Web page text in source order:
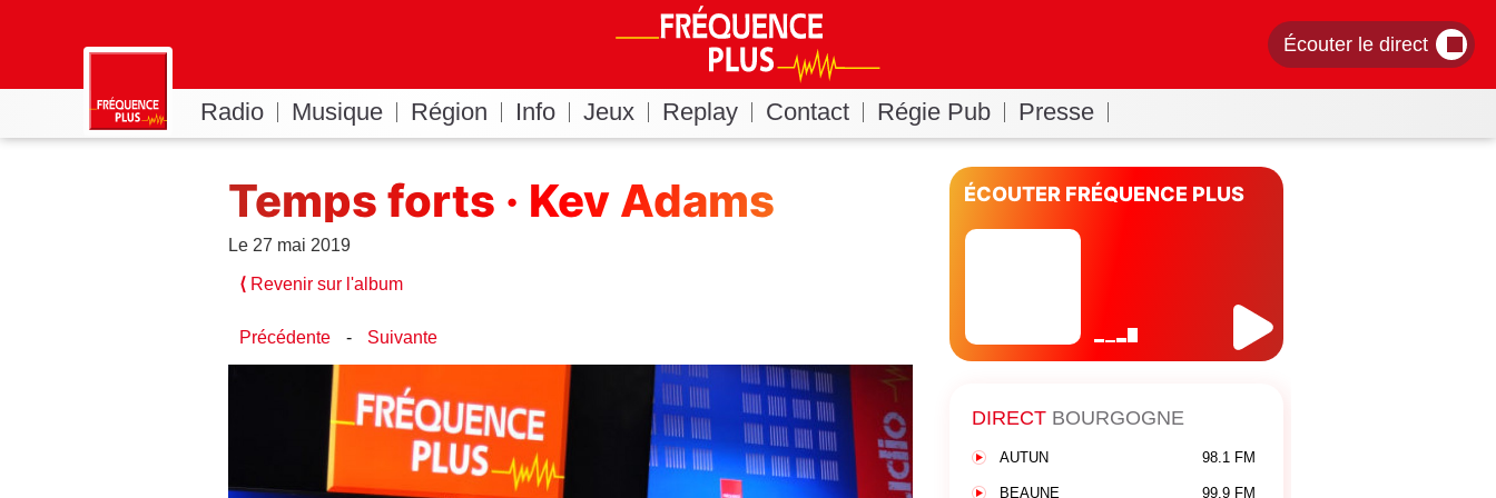
Écouter le direct
Radio Musique Région Info Jeux Replay Contact Régie Pub Presse
Temps forts · Kev Adams
Le 27 mai 2019
⟨Revenir sur l'album
Précédente - Suivante
ÉCOUTER FRÉQUENCE PLUS
DIRECTBOURGOGNE
AUTUN 98.1 FM
BEAUNE 99.9 FM